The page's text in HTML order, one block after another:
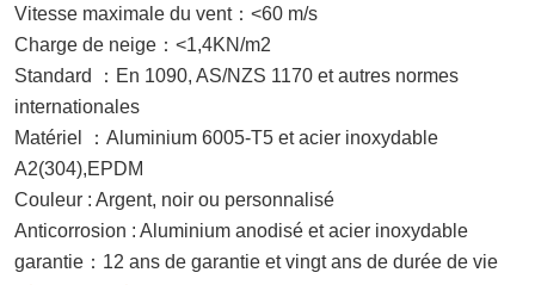
Vitesse maximale du vent： <60 m/s
Charge de neige ： <1,4KN/m2
Standard
： En 1090, AS/NZS 1170 et autres normes
internationales
Matériel
： Aluminium 6005-T5 et acier inoxydable
A2(304),EPDM
Couleur : Argent, noir ou personnalisé
Anticorrosion : Aluminium anodisé et acier inoxydable
garantie ： 12 ans de garantie et vingt ans de durée de vie